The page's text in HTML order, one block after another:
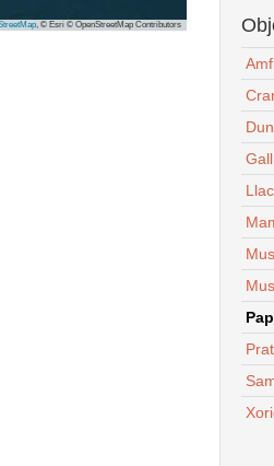
, © Esri © OpenStreetMap Contributors